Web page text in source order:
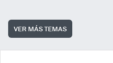
VER MÁS TEMAS